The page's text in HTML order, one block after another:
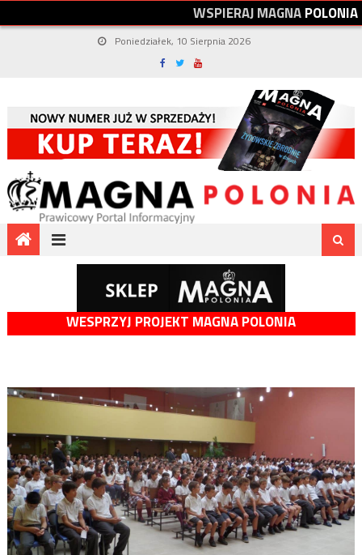
WSPIERAJMAGNAPOLONIA
Poniedziałek, 10 Sierpnia 2026
WESPRZYJ PROJEKT MAGNA POLONIA